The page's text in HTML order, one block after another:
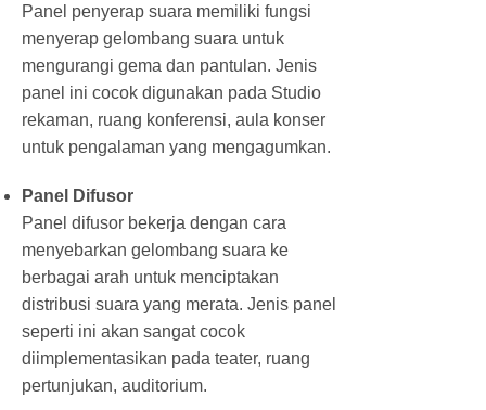
Panel penyerap suara memiliki fungsi
menyerap gelombang suara untuk
mengurangi gema dan pantulan. Jenis
panel ini cocok digunakan pada Studio
rekaman, ruang konferensi, aula konser
untuk pengalaman yang mengagumkan.
Panel Difusor
Panel difusor bekerja dengan cara
menyebarkan gelombang suara ke
berbagai arah untuk menciptakan
distribusi suara yang merata. Jenis panel
seperti ini akan sangat cocok
diimplementasikan pada teater, ruang
pertunjukan, auditorium.